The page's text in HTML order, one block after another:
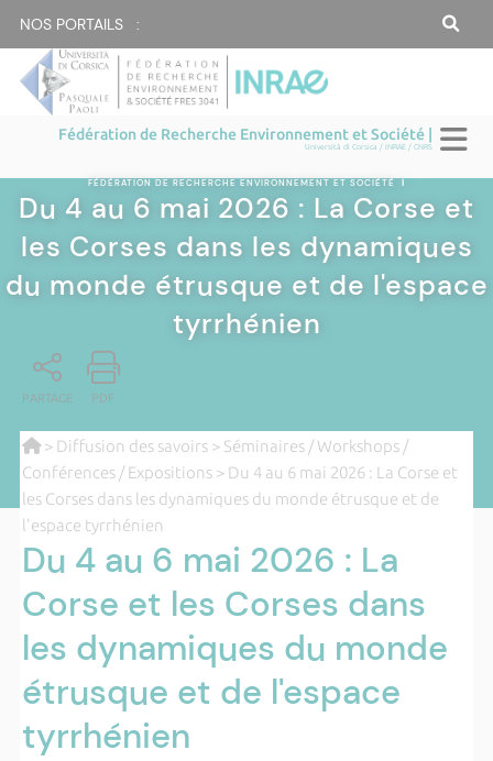
NOS PORTAILS :
Fédération de Recherche Environnement et Société |
Università di Corsica / INRAE / CNRS
FÉDÉRATION DE RECHERCHE ENVIRONNEMENT ET SOCIÉTÉ |
Du 4 au 6 mai 2026 : La Corse et
les Corses dans les dynamiques
du monde étrusque et de l'espace
tyrrhénien
PARTAGE PDF
> Diffusion des savoirs> Séminaires / Workshops /
Conférences / Expositions> Du 4 au 6 mai 2026 : La Corse et
les Corses dans les dynamiques du monde étrusque et de
l'espace tyrrhénien
Du 4 au 6 mai 2026 : La
Corse et les Corses dans
les dynamiques du monde
étrusque et de l'espace
tyrrhénien